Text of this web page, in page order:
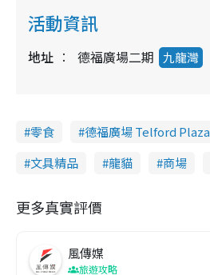
活動資訊
地址 德福廣場二期 九龍灣
零食 德福廣場 Telford Plaza
文具精品
龍貓 商場
更多真實評價
風傳媒
旅遊攻略